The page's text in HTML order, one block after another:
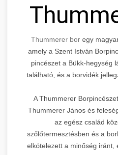
Thummerer boregy
amely a Szent István
pincészet a Bükk-hegység
található, és a borvidék
A Thummerer
Thummerer János és
az egész család
szőlőtermesztésben és a
elkötelezett a minőség iránt,